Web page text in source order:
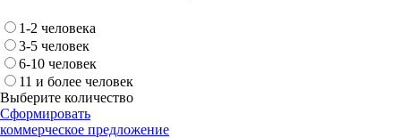
1-2 человека
3-5 человек
6-10 человек
11 и более человек
Выберите количество
Сформировать
коммерческое предложение